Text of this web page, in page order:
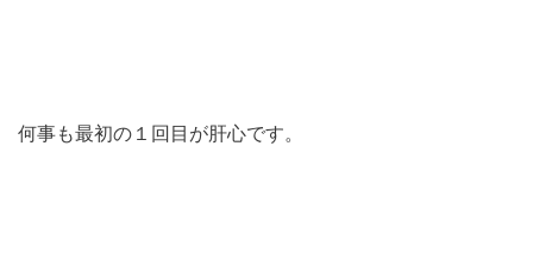
何事も最初の１回目が肝心です。